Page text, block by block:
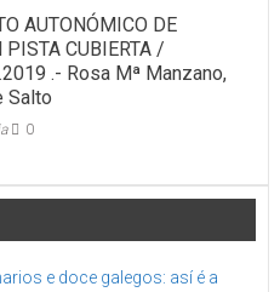
AUTONÓMICO DE
CUBIERTA /
.- Rosa Mª Manzano,
Salto
0
e doce galegos: así é a